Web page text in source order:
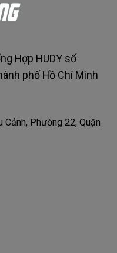
Hợp HUDY số
phố Hồ Chí Minh
Phường 22, Quận